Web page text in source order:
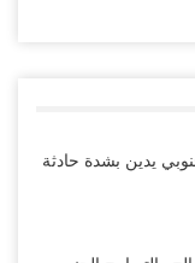
يدين بشدة حادثة